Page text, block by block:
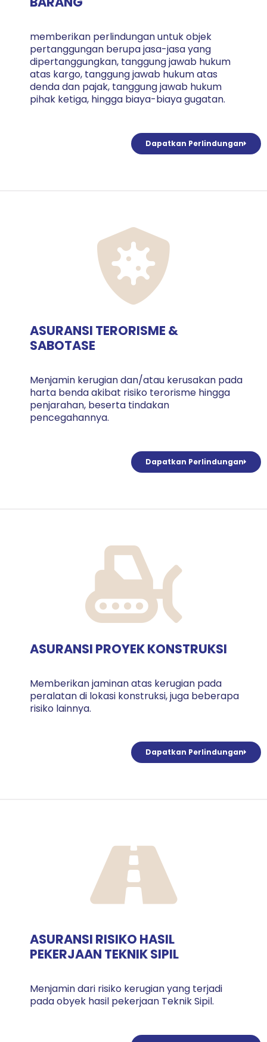
memberikan perlindungan untuk objek
pertanggungan berupa jasa-jasa yang
dipertanggungkan, tanggung jawab hukum
atas kargo, tanggung jawab hukum atas
denda dan pajak, tanggung jawab hukum
pihak ketiga, hingga biaya-biaya gugatan.
Dapatkan Perlindungan
ASURANSI TERORISME &
SABOTASE
Menjamin kerugian dan/atau kerusakan pada
harta benda akibat risiko terorisme hingga
penjarahan, beserta tindakan
pencegahannya.
Dapatkan Perlindungan
ASURANSI PROYEK KONSTRUKSI
Memberikan jaminan atas kerugian pada
peralatan di lokasi konstruksi, juga beberapa
risiko lainnya.
Dapatkan Perlindungan
ASURANSI RISIKO HASIL
PEKERJAAN TEKNIK SIPIL
Menjamin dari risiko kerugian yang terjadi
pada obyek hasil pekerjaan Teknik Sipil.